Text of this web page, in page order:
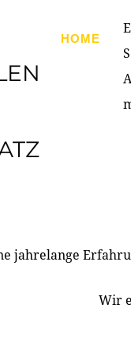
HOME
jahrelange
Wir